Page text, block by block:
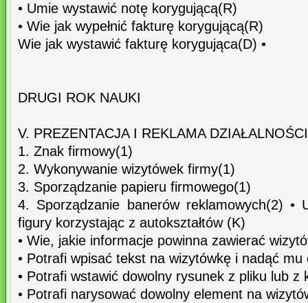
• Umie wystawić notę korygującą(R)
• Wie jak wypełnić fakturę korygującą(R)
Wie jak wystawić fakturę korygująca(D) •
DRUGI ROK NAUKI
V. PREZENTACJA I REKLAMA
1. Znak firmowy(1)
2. Wykonywanie wizytówek firmy(1)
3. Sporządzanie papieru firmowego(1)
4. Sporządzanie banerów reklamowych(2) •
figury korzystając z autokształtów (K)
• Wie, jakie informacje powinna zawierać
• Potrafi wpisać tekst na wizytówkę i nadąć
• Potrafi wstawić dowolny rysunek z pliku lub z
• Potrafi narysować dowolny element na